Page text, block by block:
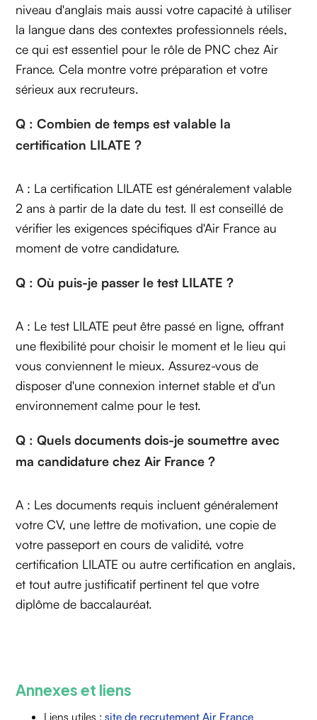
niveau d'anglais mais aussi votre capacité à utiliser
la langue dans des contextes professionnels réels,
ce qui est essentiel pour le rôle de PNC chez Air
France. Cela montre votre préparation et votre
sérieux aux recruteurs.
Q : Combien de temps est valable la
certification LILATE ?
A : La certification LILATE est généralement valable
2 ans à partir de la date du test. Il est conseillé de
vérifier les exigences spécifiques d'Air France au
moment de votre candidature.
Q : Où puis-je passer le test LILATE ?
A : Le test LILATE peut être passé en ligne, offrant
une flexibilité pour choisir le moment et le lieu qui
vous conviennent le mieux. Assurez-vous de
disposer d'une connexion internet stable et d'un
environnement calme pour le test.
Q : Quels documents dois-je soumettre avec
ma candidature chez Air France ?
A : Les documents requis incluent généralement
votre CV, une lettre de motivation, une copie de
votre passeport en cours de validité, votre
certification LILATE ou autre certification en anglais,
et tout autre justificatif pertinent tel que votre
diplôme de baccalauréat.
Annexes et liens
Liens utiles :site de recrutement Air France